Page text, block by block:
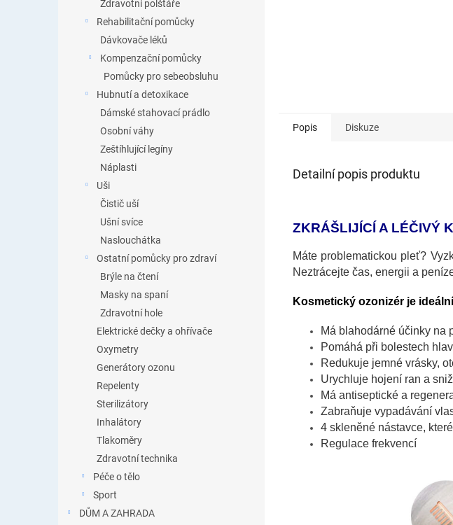
Zdravotní polštáře
Rehabilitační pomůcky
Dávkovače léků
Kompenzační pomůcky
Pomůcky pro sebeobsluhu
Hubnutí a detoxikace
Dámské stahovací prádlo
Osobní váhy
Zeštíhlující legíny
Náplasti
Uši
Čistič uší
Ušní svíce
Naslouchátka
Ostatní pomůcky pro zdraví
Brýle na čtení
Masky na spaní
Zdravotní hole
Elektrické dečky a ohřívače
Oxymetry
Generátory ozonu
Repelenty
Sterilizátory
Inhalátory
Tlakoměry
Zdravotní technika
Péče o tělo
Sport
DŮM A ZAHRADA
Popis Diskuze
Detailní popis produktu
ZKRÁŠLIJÍCÍ A LÉČIVÝ
Máte problematickou pleť?
Neztrácejte čas, energii a
Kosmetický ozonizér je
Má blahodárné účinky na
Pomáhá při bolestech
Redukuje jemné vrásky,
Urychluje hojení ran a
Má antiseptické a
Zabraňuje vypadávání
4 skleněné nástavce,
Regulace frekvencí